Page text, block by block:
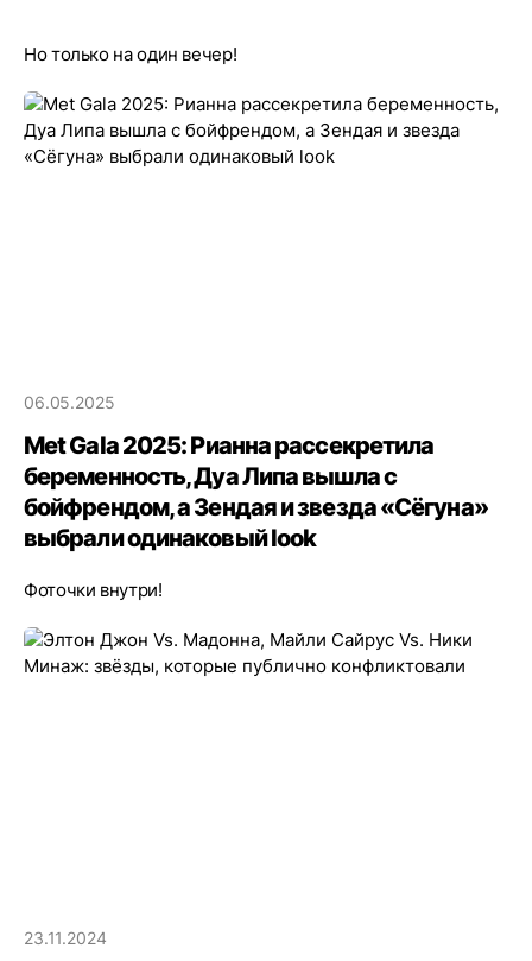
Но только на один вечер!
06.05.2025
Met Gala 2025: Рианна рассекретила
беременность, Дуа Липа вышла с
бойфрендом, а Зендая и звезда «Сёгуна»
выбрали одинаковый look
Фоточки внутри!
23.11.2024